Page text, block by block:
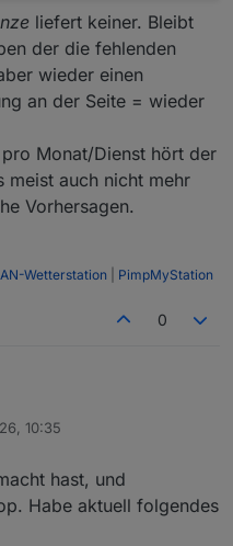
liefert keiner. Bleibt
der die fehlenden
wieder einen
an der Seite = wieder
Monat/Dienst hört der
meist auch nicht mehr
Vorhersagen.
Wetterstation PimpMyStation
0
10:35
hast, und
Habe aktuell folgendes